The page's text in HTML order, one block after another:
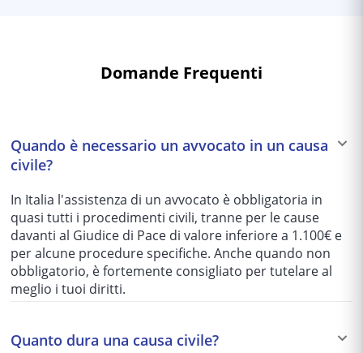
Domande Frequenti
Quando è necessario un avvocato in un causa
civile?
In Italia l'assistenza di un avvocato è obbligatoria in
quasi tutti i procedimenti civili, tranne per le cause
davanti al Giudice di Pace di valore inferiore a 1.100€ e
per alcune procedure specifiche. Anche quando non
obbligatorio, è fortemente consigliato per tutelare al
meglio i tuoi diritti.
Quanto dura una causa civile?